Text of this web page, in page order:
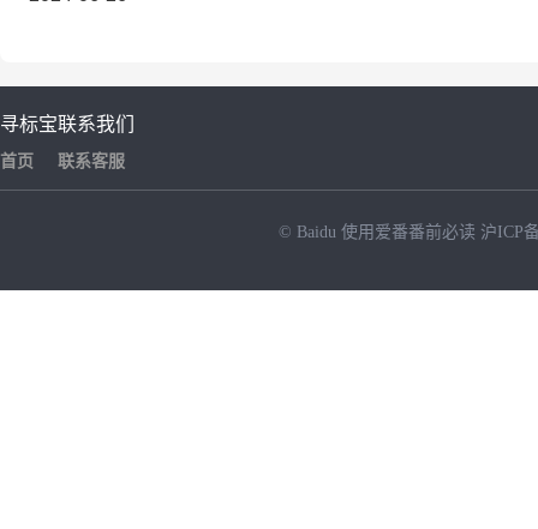
寻标宝
首页
联系我们
联系客服
© Baidu 使用爱番番前必读 沪ICP